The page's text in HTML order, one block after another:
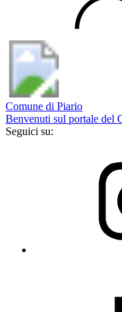
Comune di Piario
Benvenuti sul portale del
Seguici su: